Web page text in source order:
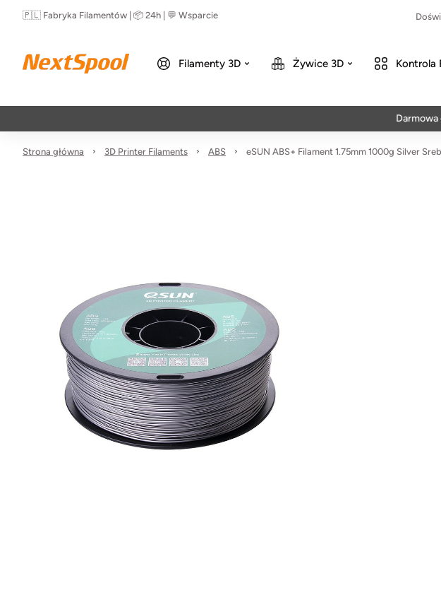
🇵🇱 Fabryka Filamentów | 📦 24h | 💬 Wsparcie
Filamenty 3D Żywice 3D Kontrola
Darmowa
Strona główna 3D Printer Filaments ABS eSUN ABS+ Filament 1.75mm 1000g Silver